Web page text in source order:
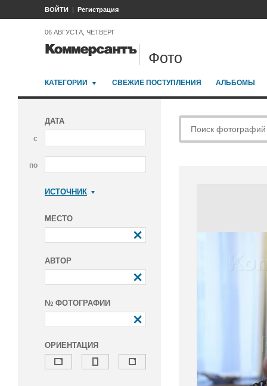
ВОЙТИ Регистрация
06 АВГУСТА, ЧЕТВЕРГ
Фото
КАТЕГОРИИ СВЕЖИЕ ПОСТУПЛЕНИЯ АЛЬБОМЫ
ДАТА
с
по
ИСТОЧНИК
МЕСТО
АВТОР
№ ФОТОГРАФИИ
ОРИЕНТАЦИЯ